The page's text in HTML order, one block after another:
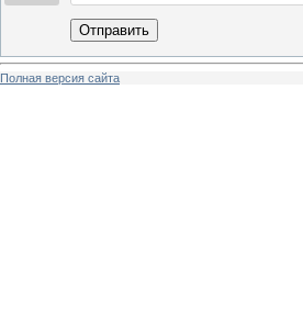
Отправить
Полная версия сайта